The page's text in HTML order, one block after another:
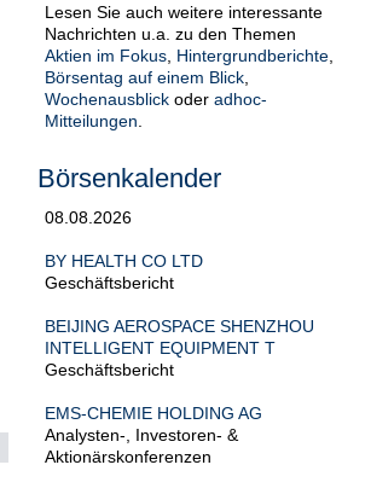
Lesen Sie auch weitere interessante
Nachrichten u.a. zu den Themen
Aktien im Fokus Hintergrundberichte
Börsentag auf einem Blick
Wochenausblick oder adhoc-
Mitteilungen
Börsenkalender
08.08.2026
BY HEALTH CO LTD
Geschäftsbericht
BEIJING AEROSPACE SHENZHOU
INTELLIGENT EQUIPMENT T
Geschäftsbericht
EMS-CHEMIE HOLDING AG
Analysten-, Investoren- &
Aktionärskonferenzen